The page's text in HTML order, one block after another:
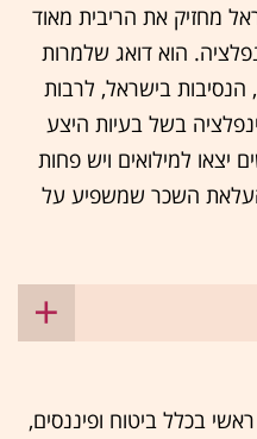
מחזיק את הריבית מאוד
הוא דואג שלמרות
הנסיבות בישראל, לרבות
בשל בעיות היצע
יצאו למילואים ויש פחות
השכר שמשפיע על
בכלל ביטוח ופיננסים,